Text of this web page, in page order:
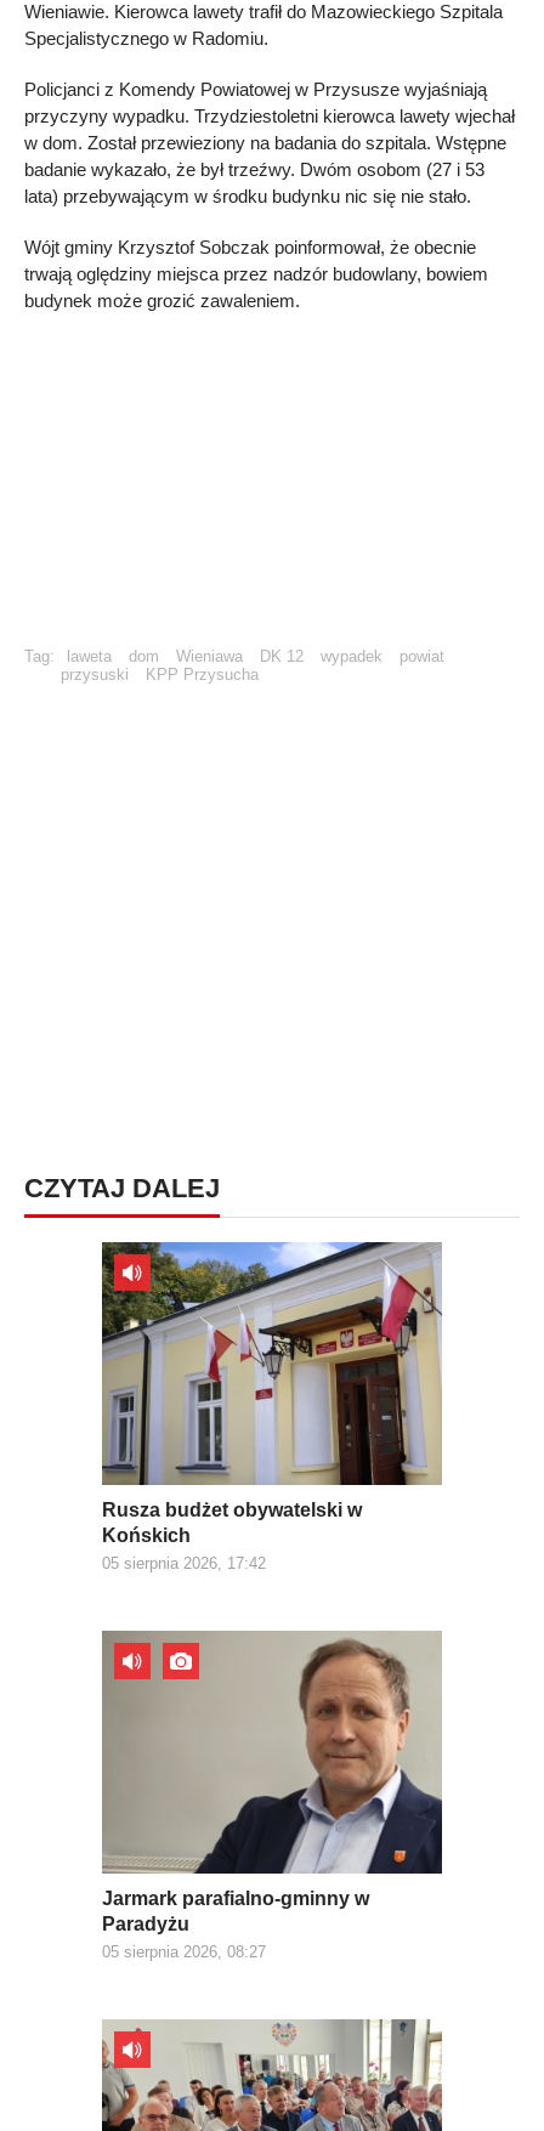
Wieniawie. Kierowca lawety trafił do Mazowieckiego Szpitala
Specjalistycznego w Radomiu.
Policjanci z Komendy Powiatowej w Przysusze wyjaśniają
przyczyny wypadku. Trzydziestoletni kierowca lawety wjechał
w dom. Został przewieziony na badania do szpitala. Wstępne
badanie wykazało, że był trzeźwy. Dwóm osobom (27 i 53
lata) przebywającym w środku budynku nic się nie stało.
Wójt gminy Krzysztof Sobczak poinformował, że obecnie
trwają oględziny miejsca przez nadzór budowlany, bowiem
budynek może grozić zawaleniem.
Tag: laweta dom Wieniawa DK 12 wypadek
powiat
przysuski
KPP Przysucha
CZYTAJ DALEJ
Rusza budżet obywatelski w
Końskich
05 sierpnia 2026, 17:42
Jarmark parafialno-gminny w
Paradyżu
05 sierpnia 2026, 08:27